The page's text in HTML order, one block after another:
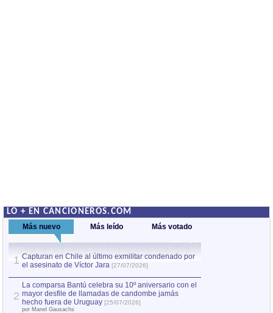
LO + EN CANCIONEROS.COM
Más nuevo Más leído Más votado
1 Capturan en Chile al último exmilitar condenado por
el asesinato de Víctor Jara [27/07/2026]
2
La comparsa Bantú celebra su 10º aniversario con el
mayor desfile de llamadas de candombe jamás
hecho fuera de Uruguay [25/07/2026]
por Manel Gausachs